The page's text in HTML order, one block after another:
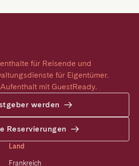
für Reisende und
für Eigentümer.
mit GuestReady.
werden
Reservierungen
Land
Frankreich